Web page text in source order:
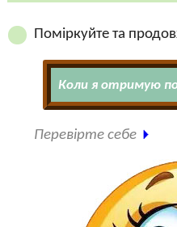
Поміркуйте та
Коли я отримую
Перевірте себе